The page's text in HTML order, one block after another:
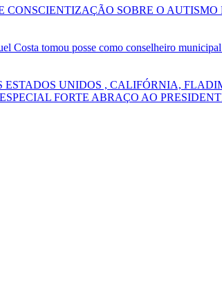
CONSCIENTIZAÇÃO SOBRE O
Costa tomou posse como conselheiro
ESTADOS UNIDOS , CALIFÓRNIA,
FORTE ABRAÇO AO